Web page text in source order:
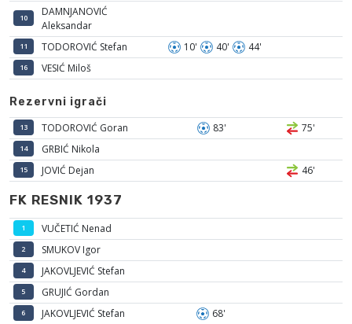
10
DAMNJANOVIĆ
Aleksandar
11 TODOROVIĆ Stefan 10' 40' 44'
16 VESIĆ Miloš
Rezervni igrači
13 TODOROVIĆ Goran 83' 75'
14 GRBIĆ Nikola
15 JOVIĆ Dejan 46'
FK RESNIK 1937
1 VUČETIĆ Nenad
2 SMUKOV Igor
4 JAKOVLJEVIĆ Stefan
5 GRUJIĆ Gordan
6 JAKOVLJEVIĆ Stefan 68'